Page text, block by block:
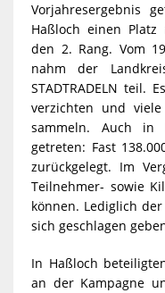
Vorjahresergebnis
Haßloch einen
den 2. Rang. Vom
nahm der
STADTRADELN teil.
verzichten und
sammeln. Auch in
getreten: Fast
zurückgelegt. Im
Teilnehmer- sowie
können. Lediglich
sich geschlagen
In Haßloch
an der Kampagne